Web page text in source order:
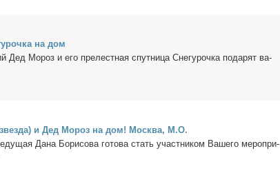
на дом
Дед Мо­роз и его пре­лест­ная спут­ни­ца Сне­гу­роч­ка по­да­рят ва­
и Дед Мо­роз на дом! Москва, М.О.
Да­на Бо­ри­со­ва го­то­ва стать участ­ни­ком Ва­ше­го ме­ро­при­